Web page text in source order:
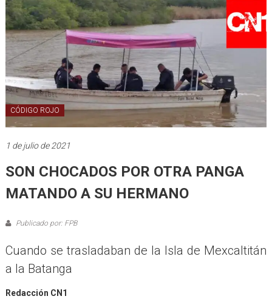
CÓDIGO ROJO
1 de julio de 2021
SON CHOCADOS POR OTRA PANGA
MATANDO A SU HERMANO
Publicado por: FPB
Cuando se trasladaban de la Isla de Mexcaltitán
a la Batanga
Redacción CN1